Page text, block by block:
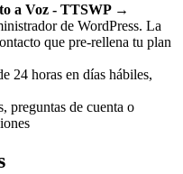
a Voz - TTSWP →
de WordPress. La
que pre-rellena tu plan
24 horas en días hábiles,
preguntas de cuenta o